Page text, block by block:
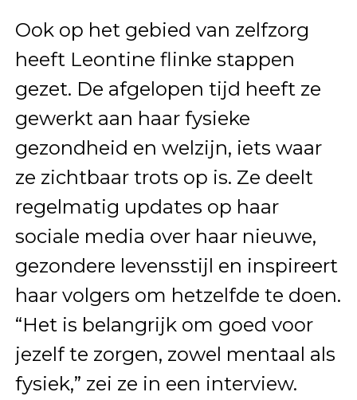
Ook op het gebied van zelfzorg
heeft Leontine flinke stappen
gezet. De afgelopen tijd heeft ze
gewerkt aan haar fysieke
gezondheid en welzijn, iets waar
ze zichtbaar trots op is. Ze deelt
regelmatig updates op haar
sociale media over haar nieuwe,
gezondere levensstijl en inspireert
haar volgers om hetzelfde te doen.
“Het is belangrijk om goed voor
jezelf te zorgen, zowel mentaal als
fysiek,” zei ze in een interview.